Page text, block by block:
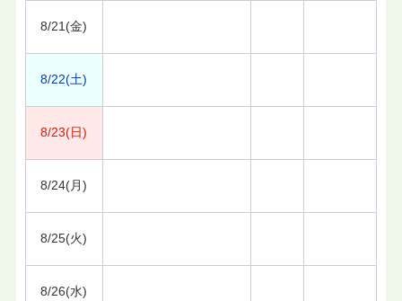
8/21(金)
8/22(土)
8/23(日)
8/24(月)
8/25(火)
8/26(水)